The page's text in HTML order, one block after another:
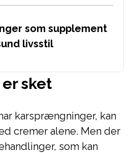
som supplement
livsstil
sket
karsprængninger, kan
cremer alene. Men der
som kan